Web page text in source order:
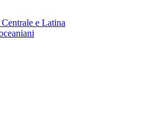
e Latina